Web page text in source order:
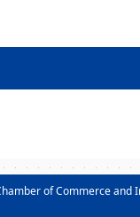
of Commerce and